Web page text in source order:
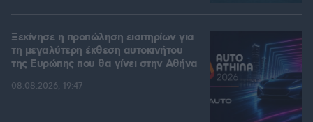
Ξεκίνησε η προπώληση εισιτηρίων για
τη μεγαλύτερη έκθεση αυτοκινήτου
της Ευρώπης που θα γίνει στην Αθήνα
08.08.2026, 19:47